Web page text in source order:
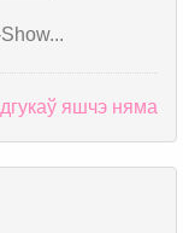
яшчэ няма